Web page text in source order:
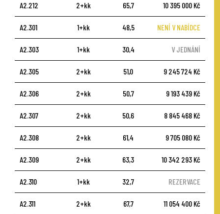
A2.212 2+kk 65,7 10 395 000 Kč
A2.301 1+kk 48,5 NENÍ V NABÍDCE
A2.303 1+kk 30,4 V JEDNÁNÍ
A2.305 2+kk 51,0 9 245 724 Kč
A2.306 2+kk 50,7 9 193 439 Kč
A2.307 2+kk 50,6 8 845 468 Kč
A2.308 2+kk 61,4 9 705 080 Kč
A2.309 2+kk 63,3 10 342 293 Kč
A2.310 1+kk 32,7 REZERVACE
A2.311 2+kk 67,7 11 054 400 Kč